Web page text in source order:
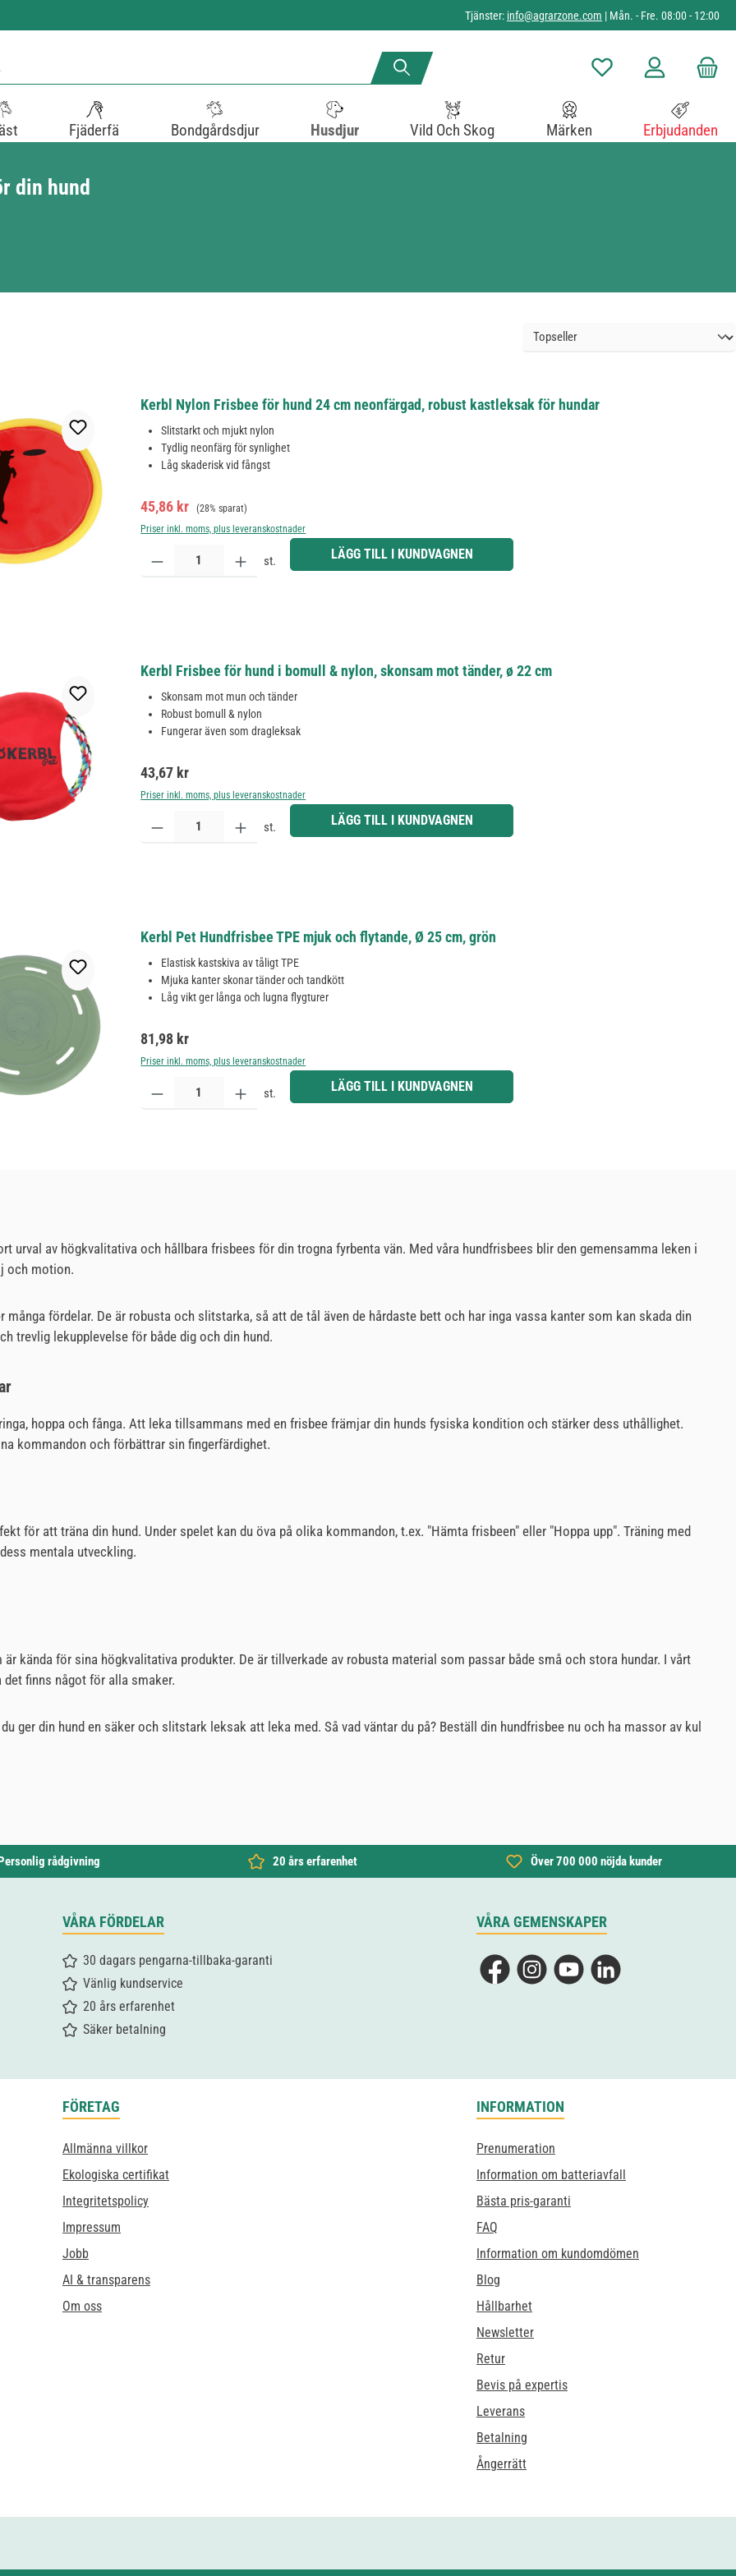
Tjänster: info@agrarzone.com | Mån. - Fre. 08:00 - 12:00
Du har 0 objekt i
Fjäderfä Bondgårdsdjur Husdjur Vild Och Skog Märken Erbjudanden
din hund
Kerbl Nylon Frisbee för hund 24 cm neonfärgad, robust kastleksak för hundar
Slitstarkt och mjukt nylon
Tydlig neonfärg för synlighet
Låg skaderisk vid fångst
Försäljningspris:
45,86 kr Ordinarie pris:
(28% sparat)
Priser inkl. moms, plus leveranskostnader
Produktkvantitet: Ange önskat belopp eller använd knapparna för att öka eller minska kvantiteten.
st. LÄGG TILL I KUNDVAGNEN
Kerbl Frisbee för hund i bomull & nylon, skonsam mot tänder, ø 22 cm
Skonsam mot mun och tänder
Robust bomull & nylon
Fungerar även som dragleksak
Ordinarie pris:
43,67 kr
Priser inkl. moms, plus leveranskostnader
Produktkvantitet: Ange önskat belopp eller använd knapparna för att öka eller minska kvantiteten.
st. LÄGG TILL I KUNDVAGNEN
Kerbl Pet Hundfrisbee TPE mjuk och flytande, Ø 25 cm, grön
Elastisk kastskiva av tåligt TPE
Mjuka kanter skonar tänder och tandkött
Låg vikt ger långa och lugna flygturer
Ordinarie pris:
81,98 kr
Priser inkl. moms, plus leveranskostnader
Produktkvantitet: Ange önskat belopp eller använd knapparna för att öka eller minska kvantiteten.
st. LÄGG TILL I KUNDVAGNEN
av högkvalitativa och hållbara frisbees för din trogna fyrbenta vän. Med våra hundfrisbees blir den gemensamma leken i
och motion.
fördelar. De är robusta och slitstarka, så att de tål även de hårdaste bett och har inga vassa kanter som kan skada din
trevlig lekupplevelse för både dig och din hund.
hoppa och fånga. Att leka tillsammans med en frisbee främjar din hunds fysiska kondition och stärker dess uthållighet.
kommandon och förbättrar sin fingerfärdighet.
för att träna din hund. Under spelet kan du öva på olika kommandon, t.ex. "Hämta frisbeen" eller "Hoppa upp". Träning med
mentala utveckling.
kända för sina högkvalitativa produkter. De är tillverkade av robusta material som passar både små och stora hundar. I vårt
finns något för alla smaker.
ger din hund en säker och slitstark leksak att leka med. Så vad väntar du på? Beställ din hundfrisbee nu och ha massor av kul
rådgivning 20 års erfarenhet Över 700 000 nöjda kunder
VÅRA FÖRDELAR
30 dagars pengarna-tillbaka-garanti
Vänlig kundservice
20 års erfarenhet
Säker betalning
VÅRA GEMENSKAPER
FacebookInstagramYouTubeLinkedIn
FÖRETAG
Allmänna villkor
Ekologiska certifikat
Integritetspolicy
Impressum
Jobb
AI & transparens
Om oss
INFORMATION
Prenumeration
Information om batteriavfall
Bästa pris-garanti
FAQ
Information om kundomdömen
Blog
Hållbarhet
Newsletter
Retur
Bevis på expertis
Leverans
Betalning
Ångerrätt